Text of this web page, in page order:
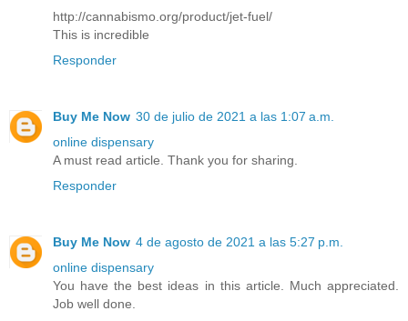
http://cannabismo.org/product/jet-fuel/
This is incredible
Responder
Buy Me Now 30 de julio de 2021 a las 1:07 a.m.
online dispensary
A must read article. Thank you for sharing.
Responder
Buy Me Now 4 de agosto de 2021 a las 5:27 p.m.
online dispensary
You have the best ideas in this article. Much appreciated.
Job well done.